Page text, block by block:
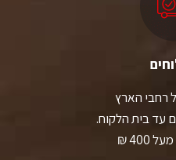
רחבי הארץ
עד בית הלקוח.
400 ₪